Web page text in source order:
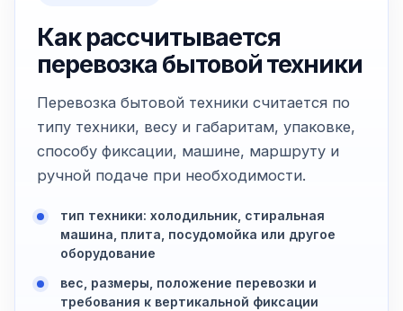
Как рассчитывается
перевозка бытовой техники
Перевозка бытовой техники считается по
типу техники, весу и габаритам, упаковке,
способу фиксации, машине, маршруту и
ручной подаче при необходимости.
тип техники: холодильник, стиральная
машина, плита, посудомойка или другое
оборудование
вес, размеры, положение перевозки и
требования к вертикальной фиксации